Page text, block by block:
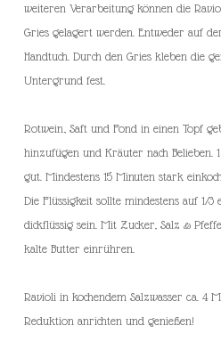
weiteren Verarbeitung können die
Gries gelagert werden. Entweder auf
Handtuch. Durch den Gries kleben die
Untergrund fest.
Rotwein, Saft und Fond in einen Topf
hinzufügen und Kräuter nach Belieben.
gut. Mindestens 15 Minuten stark
Die Flüssigkeit sollte mindestens auf 1/
dickflüssig sein. Mit Zucker, Salz &
kalte Butter einrühren.
Ravioli in kochendem Salzwasser ca. 4
Reduktion anrichten und genießen!